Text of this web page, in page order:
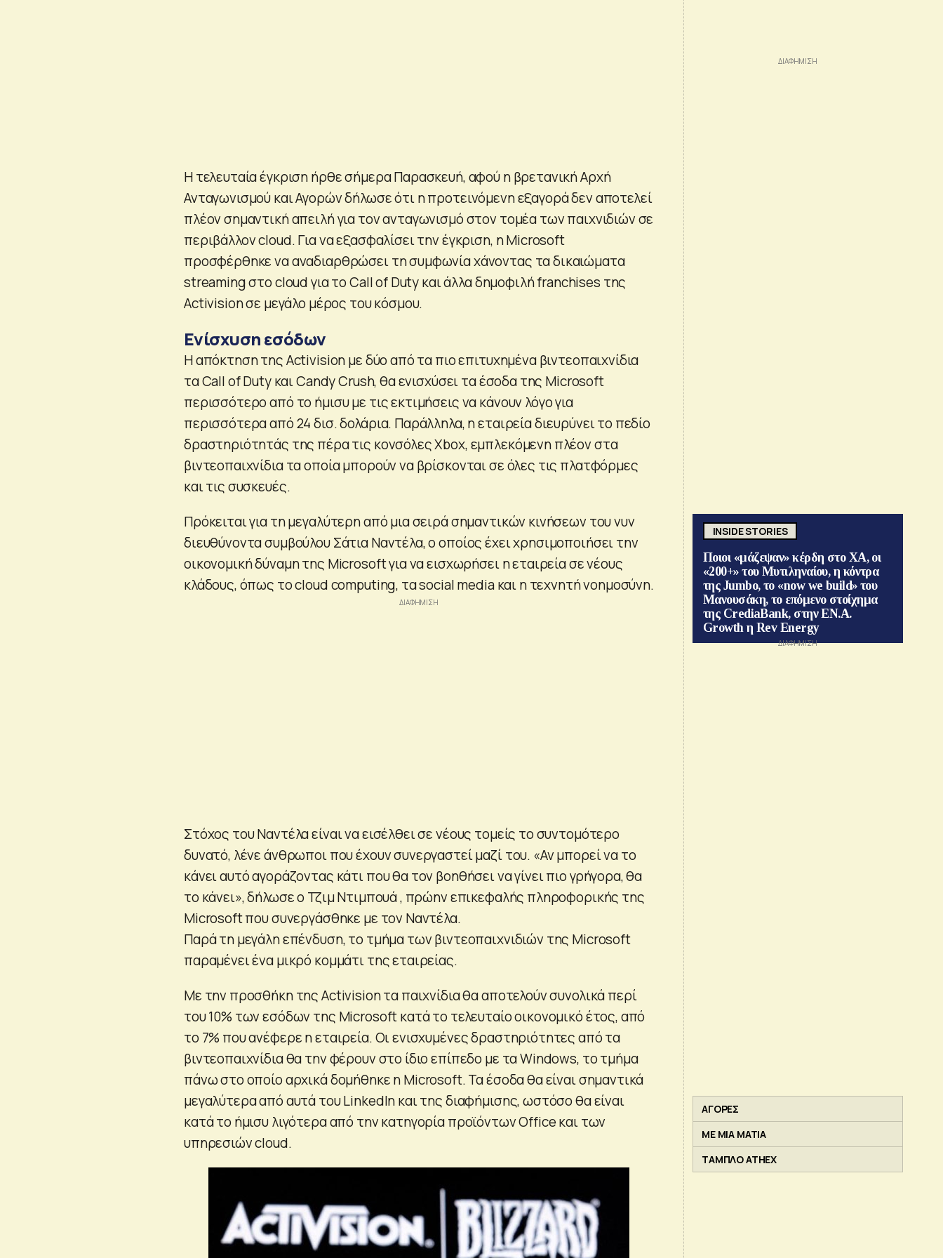
Η τελευταία έγκριση ήρθε σήμερα Παρασκευή, αφού η βρετανική Αρχή
Ανταγωνισμού και Αγορών δήλωσε ότι η προτεινόμενη εξαγορά δεν αποτελεί
πλέον σημαντική απειλή για τον ανταγωνισμό στον τομέα των παιχνιδιών σε
περιβάλλον cloud. Για να εξασφαλίσει την έγκριση, η Microsoft
προσφέρθηκε να αναδιαρθρώσει τη συμφωνία χάνοντας τα δικαιώματα
streaming στο cloud για το Call of Duty και άλλα δημοφιλή franchises της
Activision σε μεγάλο μέρος του κόσμου.
Ενίσχυση εσόδων
Η απόκτηση της Activision με δύο από τα πιο επιτυχημένα βιντεοπαιχνίδια
τα Call of Duty και Candy Crush, θα ενισχύσει τα έσοδα της Microsoft
περισσότερο από το ήμισυ με τις εκτιμήσεις να κάνουν λόγο για
περισσότερα από 24 δισ. δολάρια. Παράλληλα, η εταιρεία διευρύνει το πεδίο
δραστηριότητάς της πέρα τις κονσόλες Xbox, εμπλεκόμενη πλέον στα
βιντεοπαιχνίδια τα οποία μπορούν να βρίσκονται σε όλες τις πλατφόρμες
και τις συσκευές.
Πρόκειται για τη μεγαλύτερη από μια σειρά σημαντικών κινήσεων του νυν
διευθύνοντα συμβούλου Σάτια Ναντέλα, ο οποίος έχει χρησιμοποιήσει την
οικονομική δύναμη της Microsoft για να εισχωρήσει η εταιρεία σε νέους
κλάδους, όπως το cloud computing, τα social media και η τεχνητή νοημοσύνη.
Στόχος του Ναντέλα είναι να εισέλθει σε νέους τομείς το συντομότερο
δυνατό, λένε άνθρωποι που έχουν συνεργαστεί μαζί του. «Αν μπορεί να το
κάνει αυτό αγοράζοντας κάτι που θα τον βοηθήσει να γίνει πιο γρήγορα, θα
το κάνει», δήλωσε ο Τζιμ Ντιμπουά , πρώην επικεφαλής πληροφορικής της
Microsoft που συνεργάσθηκε με τον Ναντέλα.
Παρά τη μεγάλη επένδυση, το τμήμα των βιντεοπαιχνιδιών της Microsoft
παραμένει ένα μικρό κομμάτι της εταιρείας.
Με την προσθήκη της Activision τα παιχνίδια θα αποτελούν συνολικά περί
του 10% των εσόδων της Microsoft κατά το τελευταίο οικονομικό έτος, από
το 7% που ανέφερε η εταιρεία. Οι ενισχυμένες δραστηριότητες από τα
βιντεοπαιχνίδια θα την φέρουν στο ίδιο επίπεδο με τα Windows, το τμήμα
πάνω στο οποίο αρχικά δομήθηκε η Microsoft. Τα έσοδα θα είναι σημαντικά
μεγαλύτερα από αυτά του LinkedIn και της διαφήμισης, ωστόσο θα είναι
κατά το ήμισυ λιγότερα από την κατηγορία προϊόντων Office και των
υπηρεσιών cloud.
INSIDE STORIES
Ποιοι «μάζεψαν» κέρδη στο ΧΑ, οι
«200+» του Μυτιληναίου, η κόντρα
της Jumbo, το «now we build» του
Μανουσάκη, το επόμενο στοίχημα
της CrediaBank, στην ΕΝ.Α.
Growth η Rev Energy
ΑΓΟΡΕΣ
ΜΕ ΜΙΑ ΜΑΤΙΑ
ΤΑΜΠΛΟ ATHEX